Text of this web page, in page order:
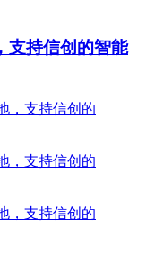
支持信创的智能